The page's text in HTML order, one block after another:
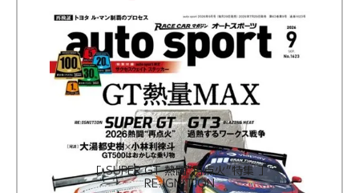
［ SUPER GT 熱闘“再点火”特集 ］
RE:IGNITION